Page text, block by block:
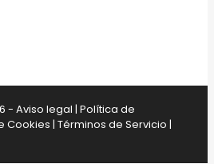
- Aviso legal | Política de
Cookies | Términos de Servicio |